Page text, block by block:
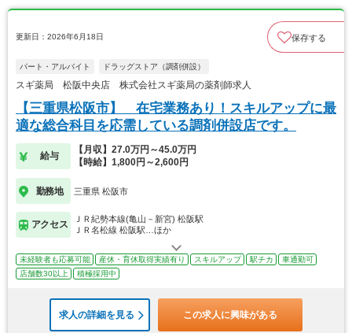
更新日：2026年6月18日 保存する
パート・アルバイト ドラッグストア（調剤併設）
スギ薬局 松阪中央店 株式会社スギ薬局の薬剤師求人
【三重県松阪市】 在宅業務あり！スキルアップに最
適な総合科目を応需している調剤併設店です。
給与
【月収】27.0万円～45.0万円
【時給】1,800円～2,600円
勤務地 三重県 松阪市
アクセス
ＪＲ紀勢本線(亀山－新宮) 松阪駅
ＪＲ名松線 松阪駅…ほか
未経験者も応募可能 産休・育休取得実績有り スキルアップ 駅チカ
車通勤可
店舗数30以上
積極採用中
求人の詳細を見る この求人に興味がある